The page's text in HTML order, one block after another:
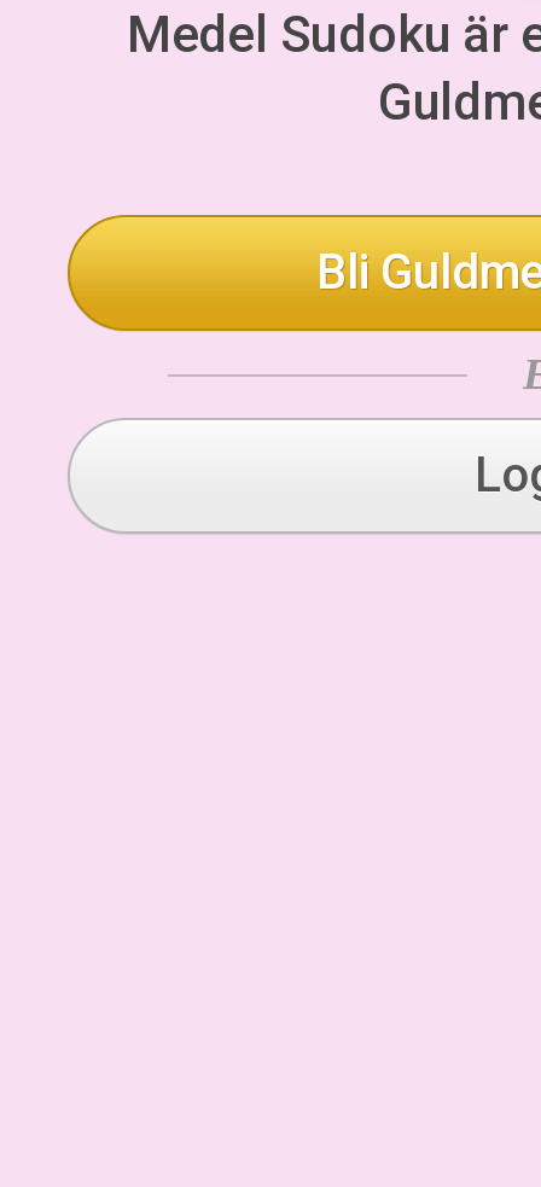
Medel Sudoku
Bli